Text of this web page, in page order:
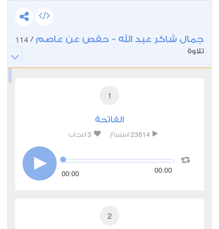
جمال شاكر عبد الله - حفص عن عاصم /
114
تلاوة
1
الفاتحة
23814 استماع 3 اعجاب
00:00 00:00
2